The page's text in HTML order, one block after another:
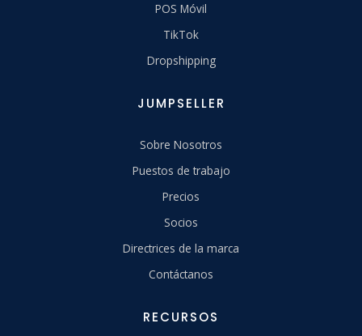
POS Móvil
TikTok
Dropshipping
JUMPSELLER
Sobre Nosotros
Puestos de trabajo
Precios
Socios
Directrices de la marca
Contáctanos
RECURSOS